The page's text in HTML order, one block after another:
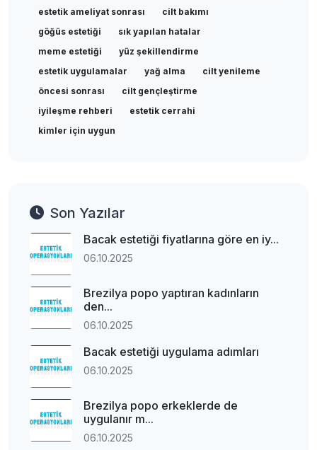
estetik ameliyat sonrası
cilt bakımı
göğüs estetiği
sık yapılan hatalar
meme estetiği
yüz şekillendirme
estetik uygulamalar
yağ alma
cilt yenileme
öncesi sonrası
cilt gençleştirme
iyileşme rehberi
estetik cerrahi
kimler için uygun
Son Yazılar
Bacak estetiği fiyatlarına göre en iy...
06.10.2025
Brezilya popo yaptıran kadınların
den...
06.10.2025
Bacak estetiği uygulama adımları
06.10.2025
Brezilya popo erkeklerde de
uygulanır m...
06.10.2025